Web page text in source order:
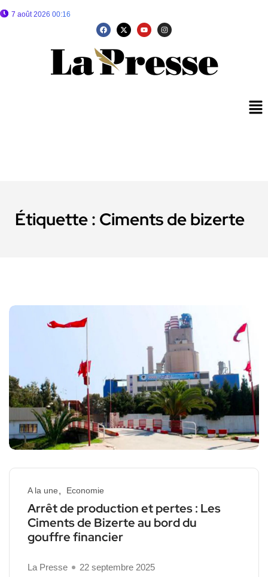
7 août 2026 00:16
Étiquette : Ciments de bizerte
A la une Economie
Arrêt de production et pertes : Les
Ciments de Bizerte au bord du
gouffre financier
La Presse
22 septembre 2025